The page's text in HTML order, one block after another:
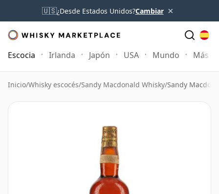
🇺🇸¿Desde Estados Unidos?Cambiar ×
Escocia Irlanda Japón USA Mundo Más
Inicio/Whisky escocés/Sandy Macdonald Whisky/Sandy